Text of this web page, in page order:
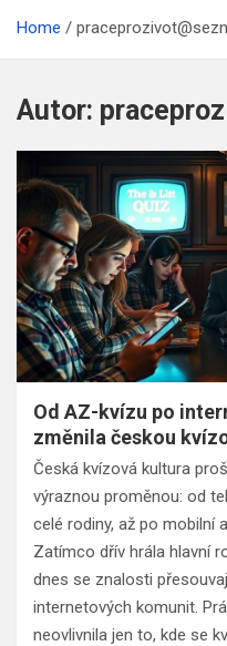
Home
Autor:
Od AZ-kvízu po
změnila českou
Česká kvízová kultura
výraznou proměnou: od
celé rodiny, až po mobilní
Zatímco dřív hrála hlavní
dnes se znalosti
internetových komunit.
neovlivnila jen to, kde se